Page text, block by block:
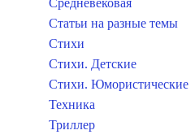
Средневековая
Статьи на разные темы
Стихи
Стихи. Детские
Стихи. Юмористические
Техника
Триллер